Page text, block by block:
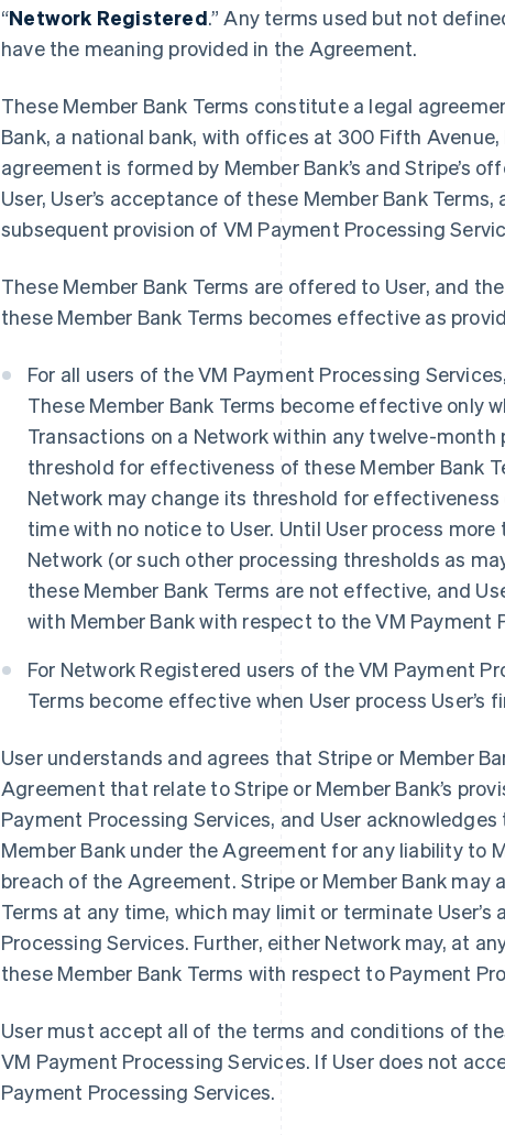
“Network Registered.” Any terms used but not
have the meaning provided in the Agreement.
These Member Bank Terms constitute a legal
Bank, a national bank, with offices at 300 Fifth
agreement is formed by Member Bank’s and Stripe’s
User, User’s acceptance of these Member Bank Terms,
subsequent provision of VM Payment Processing
These Member Bank Terms are offered to User, and
these Member Bank Terms becomes effective as
For all users of the VM Payment Processing
These Member Bank Terms become effective only
Transactions on a Network within any twelve-month
threshold for effectiveness of these Member Bank
Network may change its threshold for
time with no notice to User. Until User process more
Network (or such other processing thresholds as
these Member Bank Terms are not effective, and
with Member Bank with respect to the VM Payment
For Network Registered users of the VM Payment
Terms become effective when User process User’s
User understands and agrees that Stripe or Member
Agreement that relate to Stripe or Member Bank’s
Payment Processing Services, and User
Member Bank under the Agreement for any liability to
breach of the Agreement. Stripe or Member Bank may
Terms at any time, which may limit or terminate
Processing Services. Further, either Network may, at
these Member Bank Terms with respect to Payment
User must accept all of the terms and conditions of
VM Payment Processing Services. If User does not
Payment Processing Services.